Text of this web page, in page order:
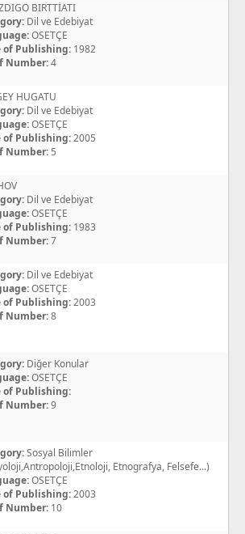
BIRTTİATI
Dil ve Edebiyat
OSETÇE
of Publishing: 1982
Number:4
HUGATU
Dil ve Edebiyat
OSETÇE
of Publishing:2005
Number: 5
Dil ve Edebiyat
OSETÇE
of Publishing: 1983
Number:7
Dil ve Edebiyat
OSETÇE
of Publishing:2003
Number:8
Diğer Konular
OSETÇE
of Publishing:
Number:9
Sosyal Bilimler
Etnografya, Felsefe...)
OSETÇE
of Publishing:2003
Number: 10